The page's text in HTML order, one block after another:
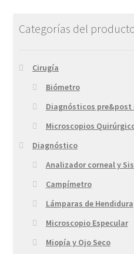
Categorías del
Cirugía
Biómetro
Diagnósticos pre&post
Microscopios
Diagnóstico
Analizador corneal y
Campímetro
Lámparas de Hendidura
Microscopio Especular
Miopía y Ojo Seco